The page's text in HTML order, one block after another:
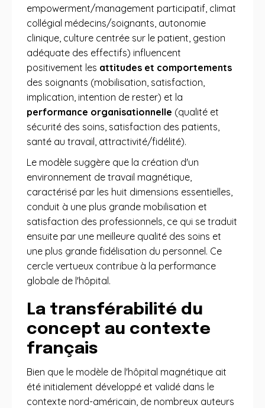
empowerment/management participatif, climat
collégial médecins/soignants, autonomie
clinique, culture centrée sur le patient, gestion
adéquate des effectifs) influencent
positivement les attitudes et comportements
des soignants (mobilisation, satisfaction,
implication, intention de rester) et la
performance organisationnelle (qualité et
sécurité des soins, satisfaction des patients,
santé au travail, attractivité/fidélité).
Le modèle suggère que la création d'un
environnement de travail magnétique,
caractérisé par les huit dimensions essentielles,
conduit à une plus grande mobilisation et
satisfaction des professionnels, ce qui se traduit
ensuite par une meilleure qualité des soins et
une plus grande fidélisation du personnel. Ce
cercle vertueux contribue à la performance
globale de l'hôpital.
La transférabilité du
concept au contexte
français
Bien que le modèle de l'hôpital magnétique ait
été initialement développé et validé dans le
contexte nord-américain, de nombreux auteurs